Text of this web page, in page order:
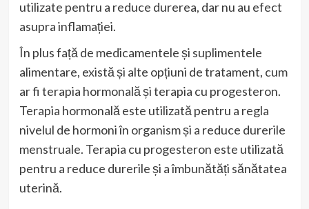
utilizate pentru a reduce durerea, dar nu au efect
asupra inflamației.
În plus față de medicamentele și suplimentele
alimentare, există și alte opțiuni de tratament, cum
ar fi terapia hormonală și terapia cu progesteron.
Terapia hormonală este utilizată pentru a regla
nivelul de hormoni în organism și a reduce durerile
menstruale. Terapia cu progesteron este utilizată
pentru a reduce durerile și a îmbunătăți sănătatea
uterină.